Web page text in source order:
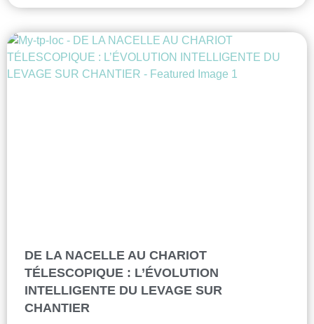
DE LA NACELLE AU CHARIOT
TÉLESCOPIQUE : L’ÉVOLUTION
INTELLIGENTE DU LEVAGE SUR
CHANTIER